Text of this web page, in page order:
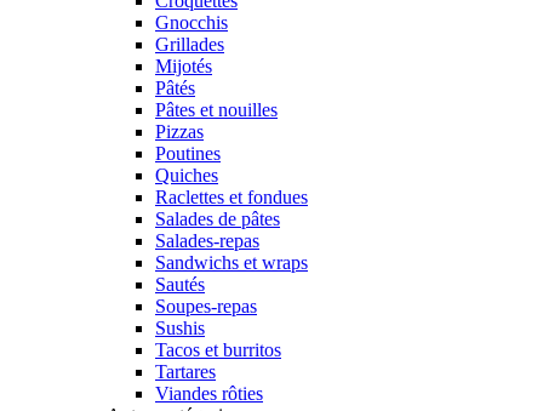
Gnocchis
Grillades
Mijotés
Pâtés
Pâtes et nouilles
Pizzas
Poutines
Quiches
Raclettes et fondues
Salades de pâtes
Salades-repas
Sandwichs et wraps
Sautés
Soupes-repas
Sushis
Tacos et burritos
Tartares
Viandes rôties